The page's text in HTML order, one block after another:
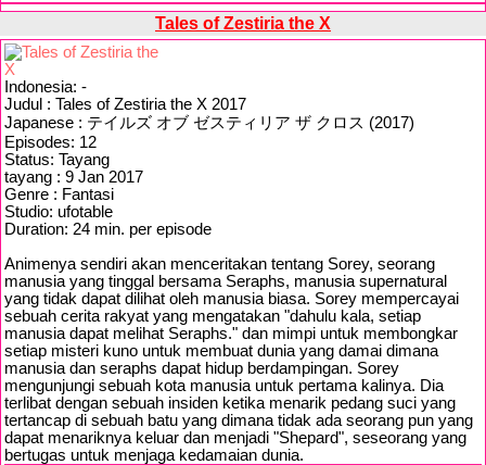
Tales of Zestiria the X
Indonesia: -
Judul : Tales of Zestiria the X 2017
Japanese : テイルズ オブ ゼスティリア ザ クロス (2017)
Episodes: 12
Status: Tayang
tayang : 9 Jan 2017
Genre : Fantasi
Studio: ufotable
Duration: 24 min. per episode
Animenya sendiri akan menceritakan tentang Sorey, seorang
manusia yang tinggal bersama Seraphs, manusia supernatural
yang tidak dapat dilihat oleh manusia biasa. Sorey mempercayai
sebuah cerita rakyat yang mengatakan "dahulu kala, setiap
manusia dapat melihat Seraphs." dan mimpi untuk membongkar
setiap misteri kuno untuk membuat dunia yang damai dimana
manusia dan seraphs dapat hidup berdampingan. Sorey
mengunjungi sebuah kota manusia untuk pertama kalinya. Dia
terlibat dengan sebuah insiden ketika menarik pedang suci yang
tertancap di sebuah batu yang dimana tidak ada seorang pun yang
dapat menariknya keluar dan menjadi "Shepard", seseorang yang
bertugas untuk menjaga kedamaian dunia.